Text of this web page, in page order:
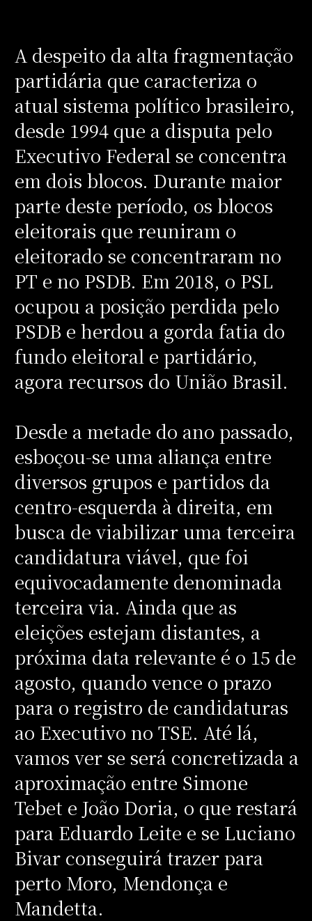
A despeito da alta fragmentação
partidária que caracteriza o
atual sistema político brasileiro,
desde 1994 que a disputa pelo
Executivo Federal se concentra
em dois blocos. Durante maior
parte deste período, os blocos
eleitorais que reuniram o
eleitorado se concentraram no
PT e no PSDB. Em 2018, o PSL
ocupou a posição perdida pelo
PSDB e herdou a gorda fatia do
fundo eleitoral e partidário,
agora recursos do União Brasil.
Desde a metade do ano passado,
esboçou-se uma aliança entre
diversos grupos e partidos da
centro-esquerda à direita, em
busca de viabilizar uma terceira
candidatura viável, que foi
equivocadamente denominada
terceira via. Ainda que as
eleições estejam distantes, a
próxima data relevante é o 15 de
agosto, quando vence o prazo
para o registro de candidaturas
ao Executivo no TSE. Até lá,
vamos ver se será concretizada a
aproximação entre Simone
Tebet e João Doria, o que restará
para Eduardo Leite e se Luciano
Bivar conseguirá trazer para
perto Moro, Mendonça e
Mandetta.